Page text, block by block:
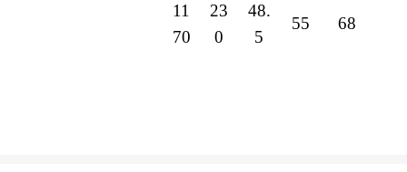
11
70
23
0
48.
5
55 68